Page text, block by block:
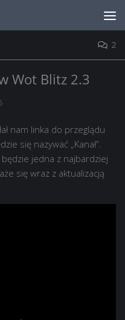
2
Wot Blitz 2.3
nam linka do przeglądu
się nazywać „Kanał”.
jedna z najbardziej
się wraz z aktualizacją